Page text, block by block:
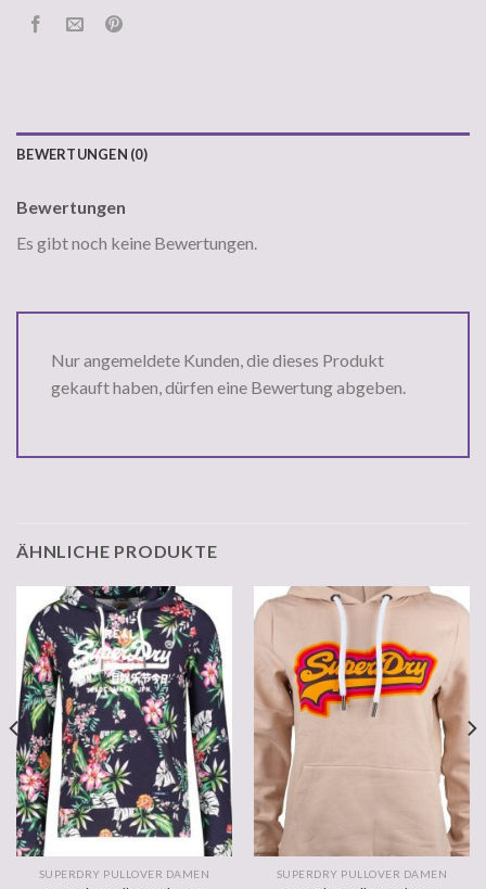
BEWERTUNGEN (0)
Bewertungen
Es gibt noch keine Bewertungen.
Nur angemeldete Kunden, die dieses Produkt
gekauft haben, dürfen eine Bewertung abgeben.
ÄHNLICHE PRODUKTE
SUPERDRY PULLOVER DAMEN SUPERDRY PULLOVER DAMEN